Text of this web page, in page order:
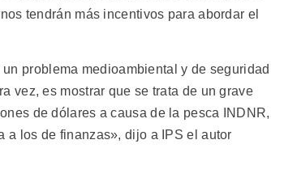
tendrán más incentivos para abordar el
problema medioambiental y de seguridad
vez, es mostrar que se trata de un grave
de dólares a causa de la pesca INDNR,
a los de finanzas», dijo a IPS el autor